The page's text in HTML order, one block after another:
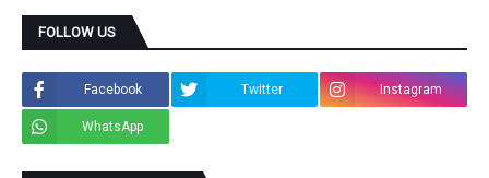
FOLLOW US
Facebook Twitter Instagram
WhatsApp